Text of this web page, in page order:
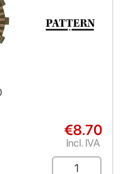
€8.70
Incl. IVA